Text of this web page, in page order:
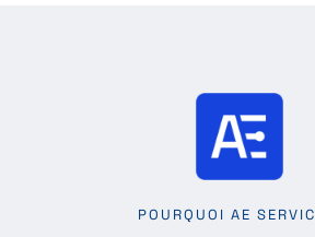
POURQUOI AE